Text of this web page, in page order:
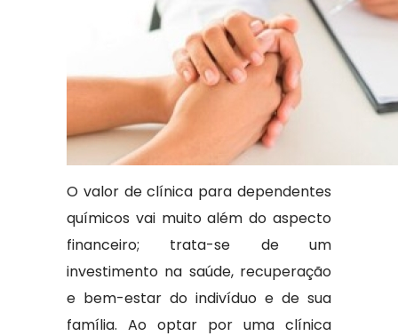
O valor de clínica para dependentes
químicos vai muito além do aspecto
financeiro; trata-se de um
investimento na saúde, recuperação
e bem-estar do indivíduo e de sua
família. Ao optar por uma clínica